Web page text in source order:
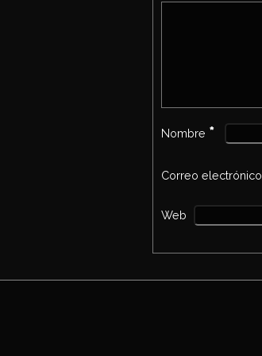
Nombre *
Correo electrónico
Web